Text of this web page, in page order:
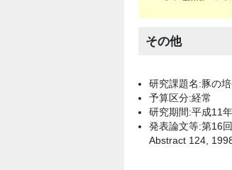
その他
研究課題名:豚の
予算区分:経常
研究期間:平成11
発表論文等:第16
Abstract 124,